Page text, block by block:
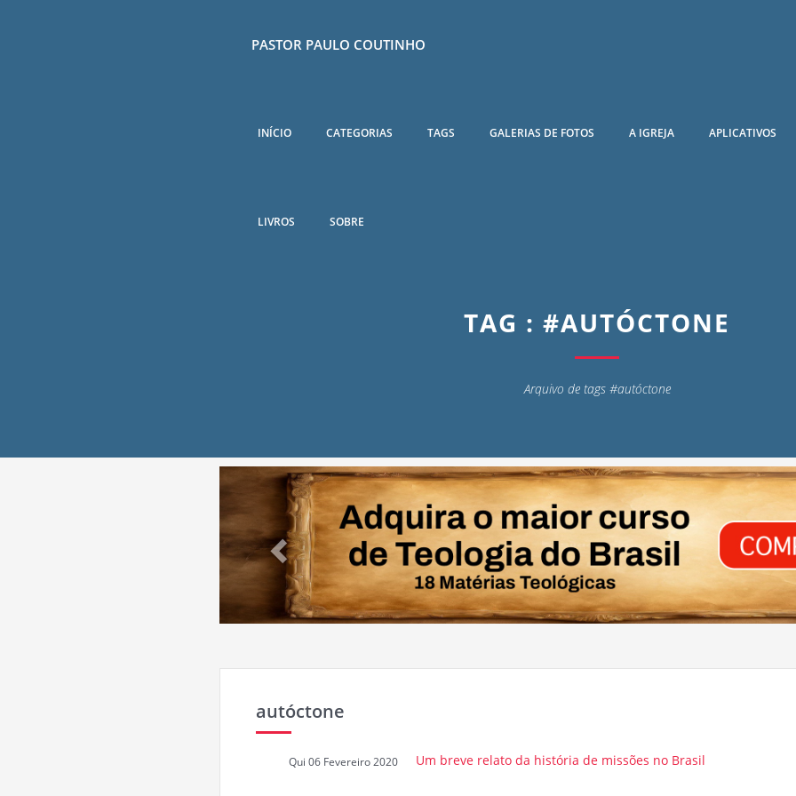
PASTOR PAULO COUTINHO
INÍCIO CATEGORIAS TAGS GALERIAS DE FOTOS A IGREJA APLICATIVOS
LIVROS SOBRE
TAG : #AUTÓCTONE
Arquivo de tags #autóctone
Previous
autóctone
Qui 06 Fevereiro 2020 Um breve relato da história de missões no Brasil